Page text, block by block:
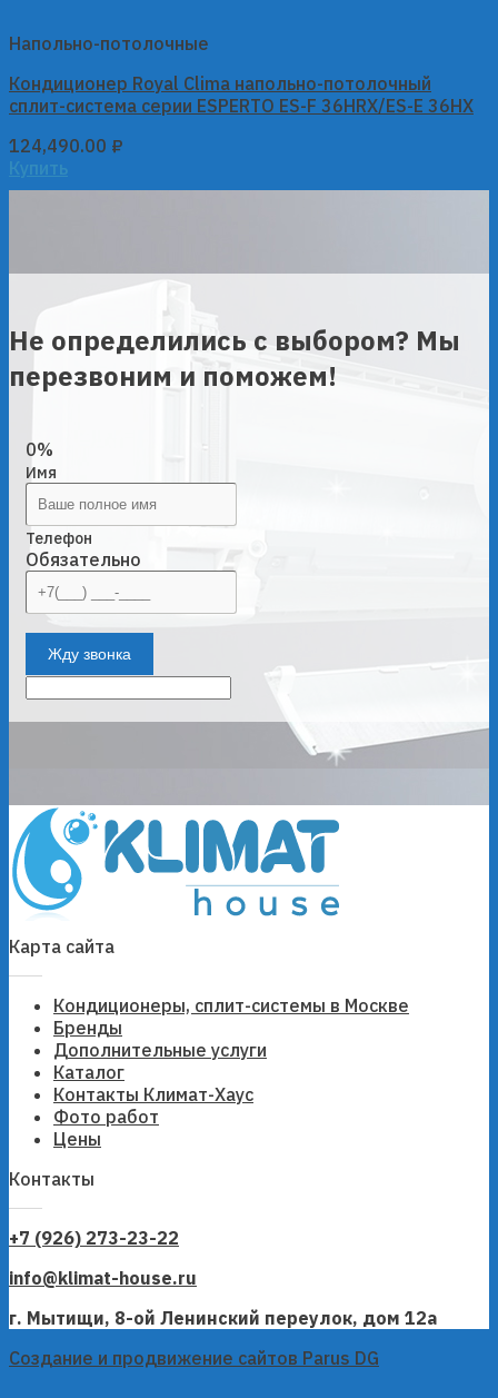
Напольно-потолочные
Кондиционер Royal Clima напольно-потолочный
сплит-система серии ESPERTO ES-F 36HRX/ES-E 36HX
124,490.00 ₽
Купить
Не определились с выбором? Мы
перезвоним и поможем!
0%
Имя
Телефон
Обязательно
Жду звонка
Карта сайта
Кондиционеры, сплит-системы в Москве
Бренды
Дополнительные услуги
Каталог
Контакты Климат-Хаус
Фото работ
Цены
Контакты
+7 (926) 273-23-22
info@klimat-house.ru
г. Мытищи, 8-ой Ленинский переулок, дом 12а
Создание и продвижение сайтов Parus DG